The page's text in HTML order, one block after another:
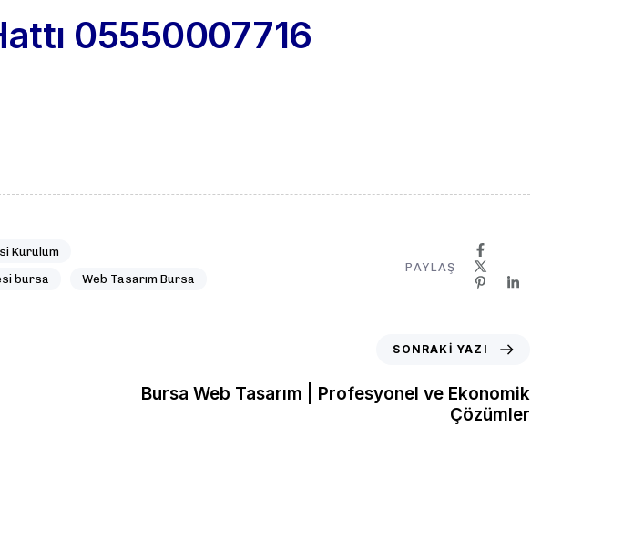
05550007716
Kurulum
bursa Web Tasarım Bursa
PAYLAŞ
SONRAKI YAZI
Bursa Web Tasarım | Profesyonel ve Ekonomik
Çözümler